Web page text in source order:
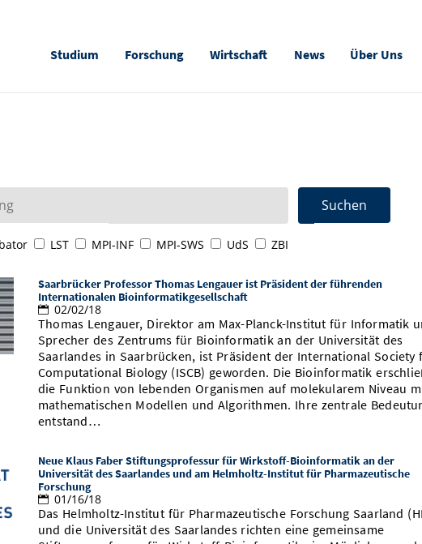
Studium Forschung Wirtschaft News Über Uns
LST MPI-INF MPI-SWS UdS ZBI
Saarbrücker Professor Thomas Lengauer ist Präsident der führenden
Internationalen Bioinformatikgesellschaft
02/02/18
Thomas Lengauer, Direktor am Max-Planck-Institut für Informatik
Sprecher des Zentrums für Bioinformatik an der Universität des
Saarlandes in Saarbrücken, ist Präsident der International Society
Computational Biology (ISCB) geworden. Die Bioinformatik
die Funktion von lebenden Organismen auf molekularem Niveau
mathematischen Modellen und Algorithmen. Ihre zentrale
entstand…
Neue Klaus Faber Stiftungsprofessur für Wirkstoff-Bioinformatik an der
Universität des Saarlandes und am Helmholtz-Institut für Pharmazeutische
Forschung
01/16/18
Das Helmholtz-Institut für Pharmazeutische Forschung Saarland
und die Universität des Saarlandes richten eine gemeinsame